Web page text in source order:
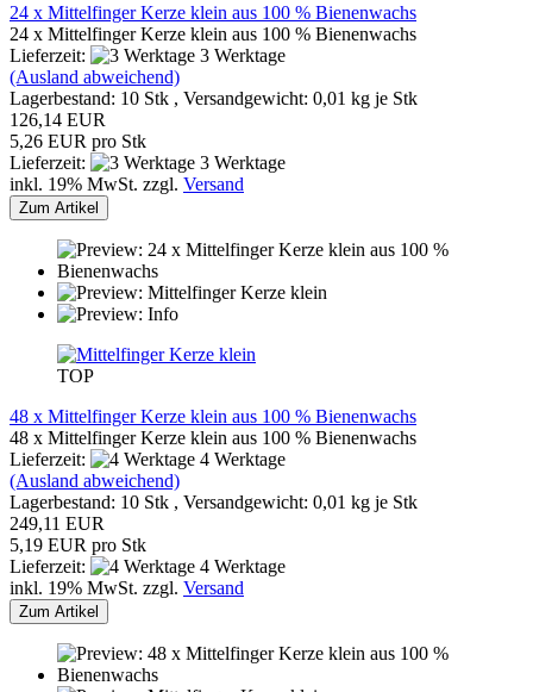
24 x Mittelfinger Kerze klein aus 100 % Bienenwachs
24 x Mittelfinger Kerze klein aus 100 % Bienenwachs
Lieferzeit:
3 Werktage
(Ausland abweichend)
Lagerbestand: 10 Stk , Versandgewicht: 0,01 kg je Stk
126,14 EUR
5,26 EUR pro Stk
Lieferzeit:
3 Werktage
inkl. 19% MwSt. zzgl. Versand
Zum Artikel
TOP
48 x Mittelfinger Kerze klein aus 100 % Bienenwachs
48 x Mittelfinger Kerze klein aus 100 % Bienenwachs
Lieferzeit:
4 Werktage
(Ausland abweichend)
Lagerbestand: 10 Stk , Versandgewicht: 0,01 kg je Stk
249,11 EUR
5,19 EUR pro Stk
Lieferzeit:
4 Werktage
inkl. 19% MwSt. zzgl. Versand
Zum Artikel